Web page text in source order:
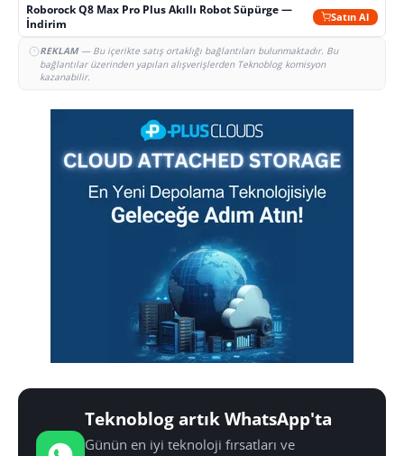
Roborock Q8 Max Pro Plus Akıllı Robot Süpürge —
İndirim
Satın Al
REKLAM— Bu içerikte satış ortaklığı bağlantıları bulunmaktadır. Bu
bağlantılar üzerinden yapılan alışverişlerden Teknoblog komisyon
kazanabilir.
Teknoblog artık WhatsApp'ta
Günün en iyi teknoloji fırsatları ve